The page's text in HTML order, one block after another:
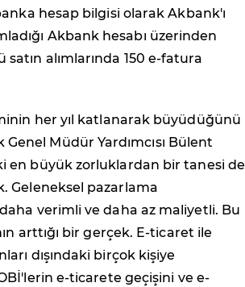
hesap bilgisi olarak Akbank'ı
Akbank hesabı üzerinden
alımlarında 150 e-fatura
her yıl katlanarak büyüdüğünü
Müdür Yardımcısı Bülent
en büyük zorluklardan bir tanesi de
Geleneksel pazarlama
verimli ve daha az maliyetli. Bu
arttığı bir gerçek. E-ticaret ile
dışındaki birçok kişiye
e-ticarete geçişini ve e-